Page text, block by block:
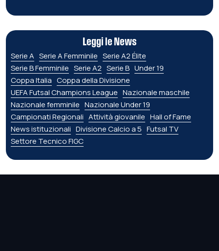
Leggi le News
Serie A Serie A Femminile Serie A2 Élite
Serie B Femminile Serie A2 Serie B Under 19
Coppa Italia Coppa della Divisione
UEFA Futsal Champions League Nazionale maschile
Nazionale femminile Nazionale Under 19
Campionati Regionali Attività giovanile Hall of Fame
News istituzionali Divisione Calcio a 5 Futsal TV
Settore Tecnico FIGC